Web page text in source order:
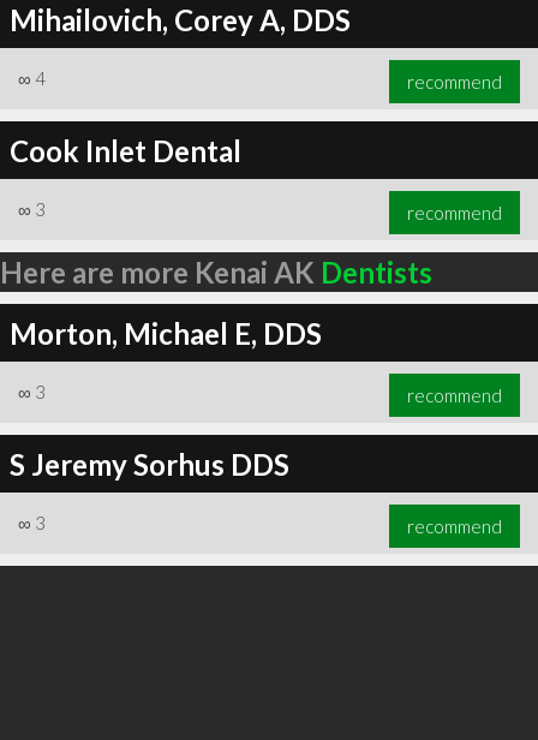
Mihailovich, Corey A, DDS
∞ 4 recommend
Cook Inlet Dental
∞ 3 recommend
Here are more Kenai AK Dentists
Morton, Michael E, DDS
∞ 3 recommend
S Jeremy Sorhus DDS
∞ 3 recommend